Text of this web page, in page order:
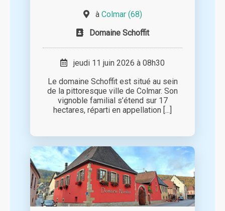
à Colmar (68)
Domaine Schoffit
jeudi 11 juin 2026 à 08h30
Le domaine Schoffit est situé au sein
de la pittoresque ville de Colmar. Son
vignoble familial s’étend sur 17
hectares, réparti en appellation [...]